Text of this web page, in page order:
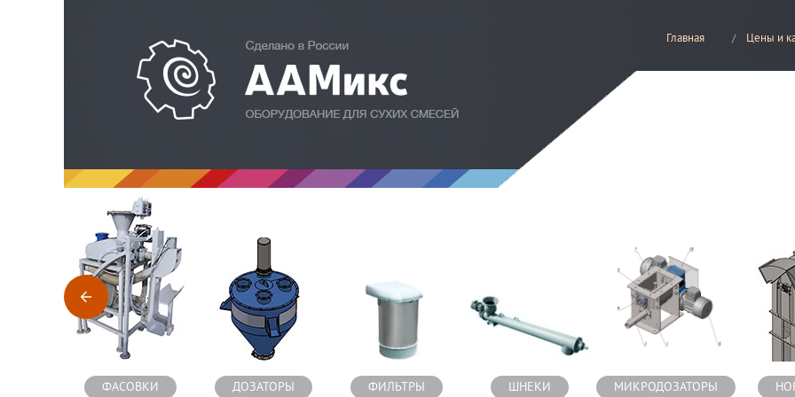
Оборудование для производства сухих строительных смесей Главная Цены и
ФАСОВКИ ДОЗАТОРЫ ФИЛЬТРЫ ШНЕКИ МИКРОДОЗАТОРЫ